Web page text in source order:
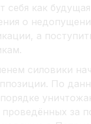
себя как
о
а
силовики
По
за